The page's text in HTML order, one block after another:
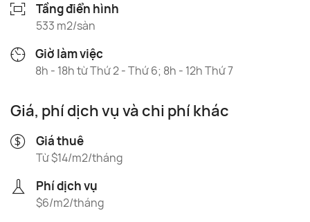
Tầng điển hình
533 m2/sàn
Giờ làm việc
8h - 18h từ Thứ 2 - Thứ 6; 8h - 12h Thứ 7
Giá, phí dịch vụ và chi phí khác
Giá thuê
Từ $14/m2/tháng
Phí dịch vụ
$6/m2/tháng